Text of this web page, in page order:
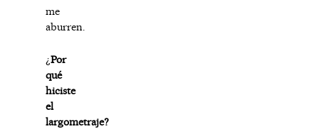
me
aburren.
¿Por
qué
hiciste
el
largometraje?